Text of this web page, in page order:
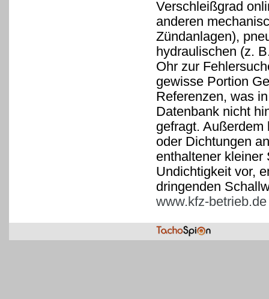
Verschleißgrad
anderen
Zündanlagen),
hydraulischen (z.
Ohr zur
gewisse Portion
Referenzen, was
Datenbank nicht
gefragt.
oder Dichtungen
enthaltener kleiner
Undichtigkeit vor,
dringenden
www.kfz-betrieb.de